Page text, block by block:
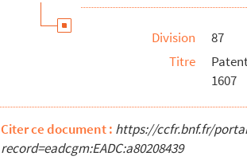
Division
87
Titre
1607
Citer ce document : https://ccfr.bnf.fr/
record=eadcgm:EADC:a80208439